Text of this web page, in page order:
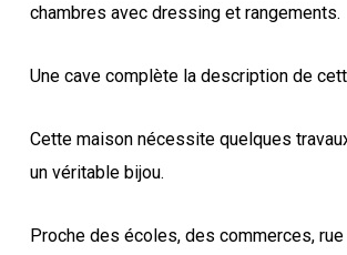
chambres avec dressing et rangements.
Une cave complète la description de
Cette maison nécessite quelques
un véritable bijou.
Proche des écoles, des commerces, rue